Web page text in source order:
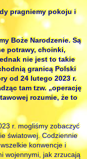
pragniemy pokoju i
Boże Narodzenie. Są
potrawy, choinki,
nie jest to takie
granicą Polski
od 24 lutego 2023 r.
tam tzw. „operację
rozumie, że to
r. mogliśmy zobaczyć
światowej. Codziennie
konwencje i
wojennymi, jak zrzucają